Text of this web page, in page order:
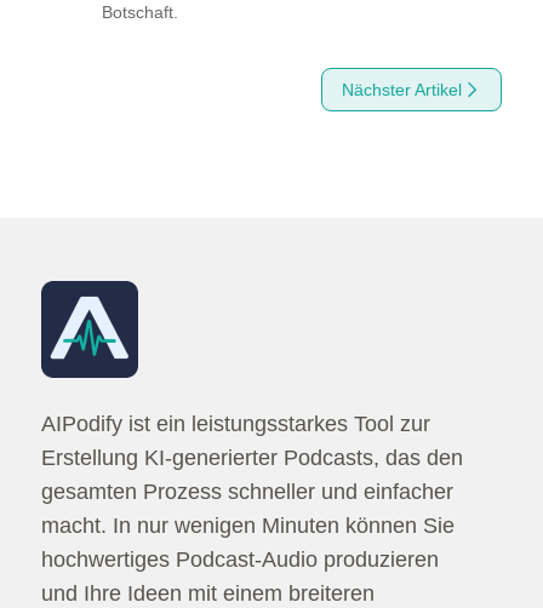
Botschaft.
Nächster Artikel
AIPodify ist ein leistungsstarkes Tool zur
Erstellung KI-generierter Podcasts, das den
gesamten Prozess schneller und einfacher
macht. In nur wenigen Minuten können Sie
hochwertiges Podcast-Audio produzieren
und Ihre Ideen mit einem breiteren